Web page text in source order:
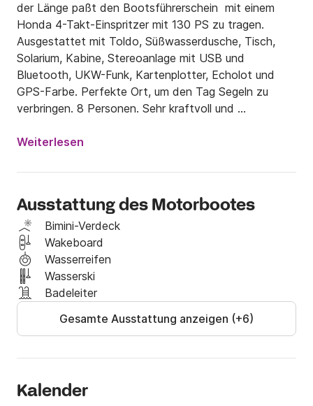
der Länge paßt den Bootsführerschein  mit einem
Honda 4-Takt-Einspritzer mit 130 PS zu tragen.
Ausgestattet mit Toldo, Süßwasserdusche, Tisch,
Solarium, Kabine, Stereoanlage mit USB und
Bluetooth, UKW-Funk, Kartenplotter, Echolot und
GPS-Farbe. Perfekte Ort, um den Tag Segeln zu
verbringen. 8 Personen. Sehr kraftvoll und
Benzin Teil. Wir sind Unternehmen, alles in Ordnung.
Donut ziehen: Zuschlag von 25 Euro.
Weiterlesen
Ausstattung des Motorbootes
Bimini-Verdeck
Wakeboard
Wasserreifen
Wasserski
Badeleiter
Gesamte Ausstattung anzeigen (+6)
Kalender